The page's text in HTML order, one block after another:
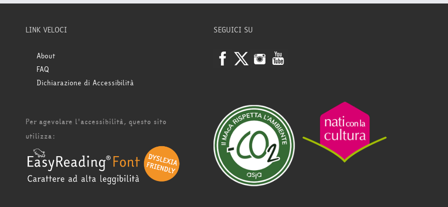
LINK VELOCI
About
FAQ
Dichiarazione di Accessibilità
Per agevolare l'accessibilità, questo sito
utilizza:
SEGUICI SU